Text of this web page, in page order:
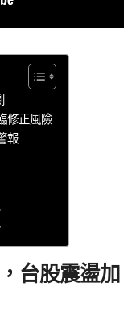
修正風險
報
台股震盪加